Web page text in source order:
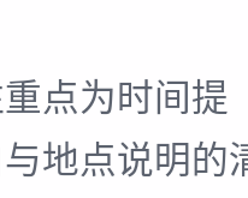
点为时间提
地点说明的